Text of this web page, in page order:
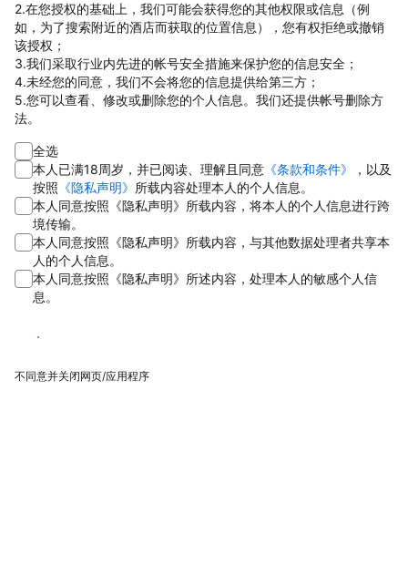
2.在您授权的基础上，我们可能会获得您的其他权限或信息（例
如，为了搜索附近的酒店而获取的位置信息），您有权拒绝或撤销
该授权；
3.我们采取行业内先进的帐号安全措施来保护您的信息安全；
4.未经您的同意，我们不会将您的信息提供给第三方；
5.您可以查看、修改或删除您的个人信息。我们还提供帐号删除方
法。
全选
本人已满18周岁，并已阅读、理解且同意 《条款和条件》
，以及
按照 《隐私声明》 所载内容处理本人的个人信息。
本人同意按照《隐私声明》所载内容，将本人的个人信息进行跨
境传输。
本人同意按照《隐私声明》所载内容，与其他数据处理者共享本
人的个人信息。
本人同意按照《隐私声明》所述内容，处理本人的敏感个人信
息。
同意
不同意并关闭网页/应用程序